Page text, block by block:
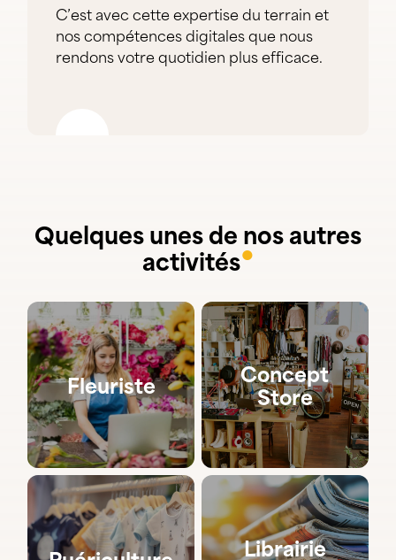
C’est avec cette expertise du terrain et
nos compétences digitales que nous
rendons votre quotidien plus efficace.
Quelques unes de nos autres
activités●
Fleuriste Concept
Store
Librairie